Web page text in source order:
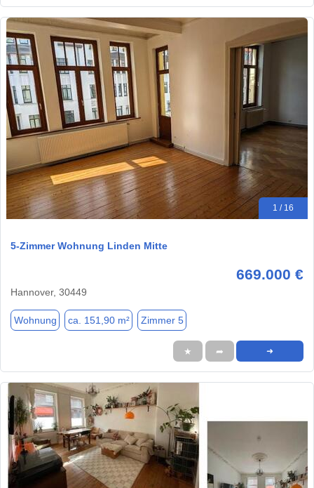
1 / 16
5-Zimmer Wohnung Linden Mitte
669.000 €
Hannover, 30449
Wohnung ca. 151,90 m² Zimmer 5
★ ➦ ➜